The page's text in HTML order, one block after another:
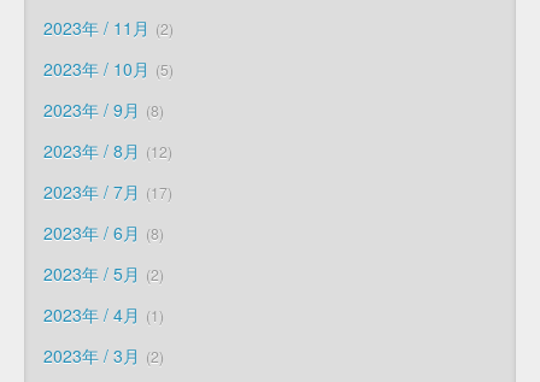
2023年 / 11月 2
2023年 / 10月 5
2023年 / 9月 8
2023年 / 8月 12
2023年 / 7月 17
2023年 / 6月 8
2023年 / 5月 2
2023年 / 4月 1
2023年 / 3月 2